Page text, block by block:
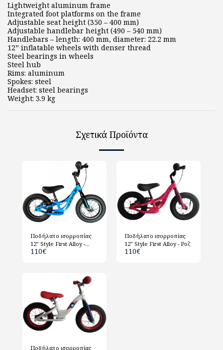
Lightweight aluminum frame
Integrated foot platforms on the frame
Adjustable seat height (350 – 400 mm)
Adjustable handlebar height (490 – 540 mm)
Handlebars – length: 400 mm, diameter: 22.2 mm
12” inflatable wheels with denser thread
Steel bearings in wheels
Steel hub
Rims: aluminum
Spokes: steel
Headset: steel bearings
Weight: 3.9 kg
Σχετικά Προϊόντα
Ποδήλατο ισορροπίας
12" Style First Alloy -
Μπλέ
110€
Ποδήλατο ισορροπίας
12" Style First Alloy - Ροζ
110€
Ποδήλατο ισορροπίας